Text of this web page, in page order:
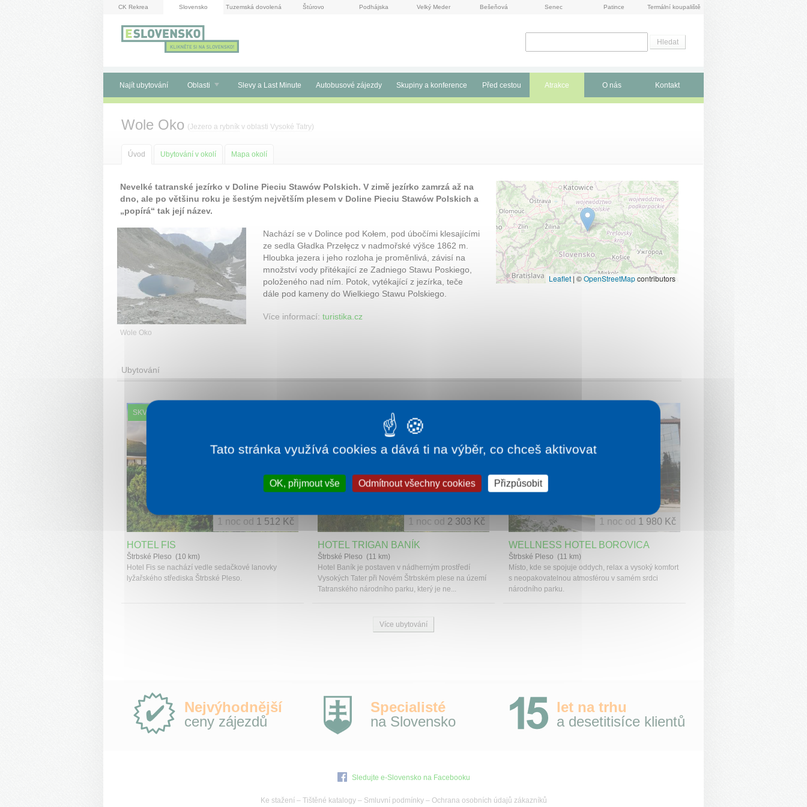
CK Rekrea Slovensko Tuzemská dovolená Štúrovo Podhájska Velký Meder Bešeňová Senec Patince Termální koupaliště
Najít ubytování Oblasti Slevy a Last Minute Autobusové zájezdy Skupiny a konference Před cestou Atrakce O nás Kontakt
Wole Oko (Jezero a rybník v oblasti Vysoké Tatry)
Úvod Ubytování v okolí Mapa okolí
Nevelké tatranské jezírko v Doline Pieciu Stawów Polskich. V zimě jezírko zamrzá až na
dno, ale po většinu roku je šestým největším plesem v Doline Pieciu Stawów Polskich a
„popírá“ tak její název.
Wole Oko
Nachází se v Dolince pod Kołem, pod úbočími klesajícími
ze sedla Gładka Przełęcz v nadmořské výšce 1862 m.
Hloubka jezera i jeho rozloha je proměnlivá, závisí na
množství vody přitékající ze Zadniego Stawu Poskiego,
položeného nad ním. Potok, vytékající z jezírka, teče
dále pod kameny do Wielkiego Stawu Polskiego.
Více informací: turistika.cz
Leaflet | ©OpenStreetMapcontributors
Ubytování
SKVĚLÉ HODNOCENÍ
HOTEL FIS
Štrbské Pleso (10 km)
Hotel Fis se nachází vedle sedačkové lanovky
lyžařského střediska Štrbské Pleso.
1 noc od 1 512 Kč
SKVĚLÉ HODNOCENÍ
HOTEL TRIGAN BANÍK
Štrbské Pleso (11 km)
Hotel Baník je postaven v nádherným prostředí
Vysokých Tater při Novém Štrbském plese na území
Tatranského národního parku, který je ne...
1 noc od 2 303 Kč
WELLNESS HOTEL BOROVICA
Štrbské Pleso (11 km)
Místo, kde se spojuje oddych, relax a vysoký komfort
s neopakovatelnou atmosférou v samém srdci
národního parku.
1 noc od 1 980 Kč
Více ubytování
Proč
e-
Slovensko.cz?
Nejvýhodnější
ceny zájezdů
Specialisté
na Slovensko
let na trhu
a desetitisíce klientů
Sledujte e-Slovensko na Facebooku
Ke stažení– Tištěné katalogy– Smluvní podmínky– Ochrana osobních údajů zákazníků
Tato stránka využívá cookies a dává ti na výběr, co chceš aktivovat
OK, přijmout vše Odmítnout všechny cookies Přizpůsobit